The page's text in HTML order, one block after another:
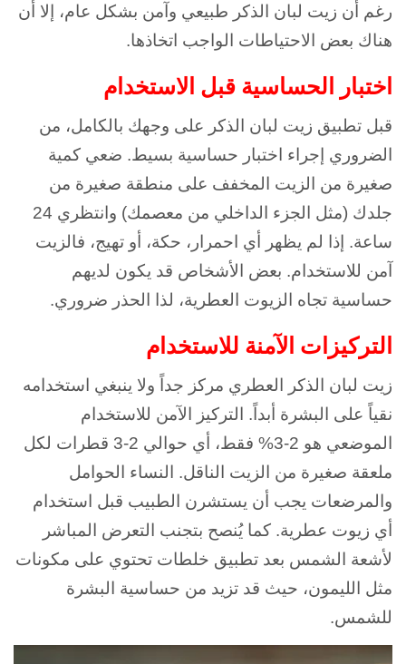
رغم أن زيت لبان الذكر طبيعي وآمن بشكل عام، إلا أن
هناك بعض الاحتياطات الواجب اتخاذها.
اختبار الحساسية قبل الاستخدام
قبل تطبيق زيت لبان الذكر على وجهك بالكامل، من
الضروري إجراء اختبار حساسية بسيط. ضعي كمية
صغيرة من الزيت المخفف على منطقة صغيرة من
جلدك (مثل الجزء الداخلي من معصمك) وانتظري 24
ساعة. إذا لم يظهر أي احمرار، حكة، أو تهيج، فالزيت
آمن للاستخدام. بعض الأشخاص قد يكون لديهم
حساسية تجاه الزيوت العطرية، لذا الحذر ضروري.
التركيزات الآمنة للاستخدام
زيت لبان الذكر العطري مركز جداً ولا ينبغي استخدامه
نقياً على البشرة أبداً. التركيز الآمن للاستخدام
الموضعي هو 2-3% فقط، أي حوالي 2-3 قطرات لكل
ملعقة صغيرة من الزيت الناقل. النساء الحوامل
والمرضعات يجب أن يستشرن الطبيب قبل استخدام
أي زيوت عطرية. كما يُنصح بتجنب التعرض المباشر
لأشعة الشمس بعد تطبيق خلطات تحتوي على مكونات
مثل الليمون، حيث قد تزيد من حساسية البشرة
للشمس.